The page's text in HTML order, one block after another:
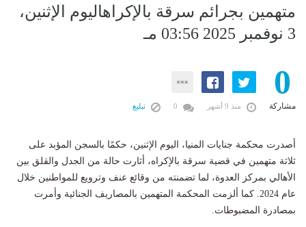
متهمين بجرائم سرقة بالإكراهاليوم الإثنين،
3 نوفمبر 2025 03:56 مـ
0
مشاركة منذ 9 أشهر تبليغ
أصدرت محكمة جنايات المنيا، اليوم الإثنين، حكمًا بالسجن المؤبد على
ثلاثة متهمين في قضية سرقة بالإكراه، أثارت حالة من الجدل والقلق بين
الأهالي بمركز العدوة، لما تضمنته من وقائع عنف وترويع للمواطنين خلال
عام 2024. كما ألزمت المحكمة المتهمين بالمصاريف الجنائية وأمرت
بمصادرة المضبوطات.